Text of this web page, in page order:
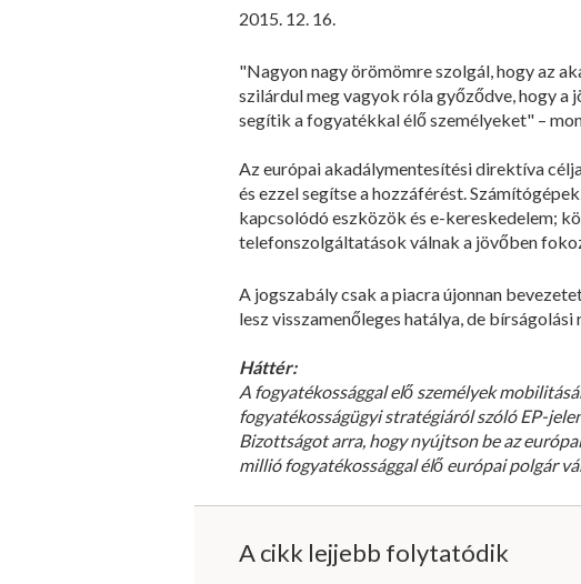
2015. 12. 16.
"Nagyon nagy örömömre szolgál, hogy az
szilárdul meg vagyok róla győződve, hogy a
segítik a fogyatékkal élő személyeket" –
Az európai akadálymentesítési direktíva
és ezzel segítse a hozzáférést.
kapcsolódó eszközök és e-kereskedelem;
telefonszolgáltatások válnak a jövőben
A jogszabály csak a piacra újonnan
lesz visszamenőleges hatálya, de
Háttér:
A fogyatékossággal elő személyek
fogyatékosságügyi stratégiáról szóló EP-
Bizottságot arra, hogy nyújtson be az
millió fogyatékossággal élő európai polgár
A cikk lejjebb folytatódik